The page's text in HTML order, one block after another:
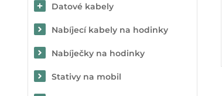
Datové kabely
Nabíjecí kabely na hodinky
Nabíječky na hodinky
Stativy na mobil